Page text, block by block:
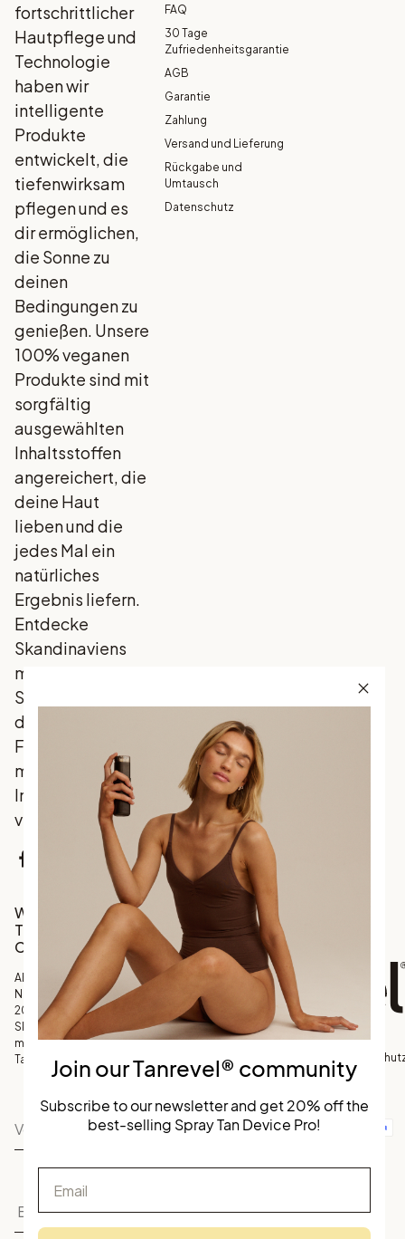
fortschrittlicher
Hautpflege und
Technologie
haben wir
intelligente
Produkte
entwickelt, die
tiefenwirksam
pflegen und es
dir ermöglichen,
die Sonne zu
deinen
Bedingungen zu
genießen. Unsere
100% veganen
Produkte sind mit
sorgfältig
ausgewählten
Inhaltsstoffen
angereichert, die
deine Haut
lieben und die
jedes Mal ein
natürliches
Ergebnis liefern.
Entdecke
Skandinaviens
meistverkauften
Selbstbräuner,
der traditionelle
Favoriten mit
marktführenden
Innovationen
vereint.
FAQ
30 Tage
Zufriedenheitsgarantie
AGB
Garantie
Zahlung
Versand und Lieferung
Rückgabe und
Umtausch
Datenschutz
Werde Teil unserer
Tanrevel®
Community
Abonniere unseren
Newsletter und erhalte
20 % Rabatt auf
Skandinaviens
meistverkauftes Spray
Tan Kit!
Tanrevel
Allgemeine
Geschäftsbedingungen
Join our Tanrevel® community
Subscribe to our newsletter and get 20% off the
best-selling Spray Tan Device Pro!